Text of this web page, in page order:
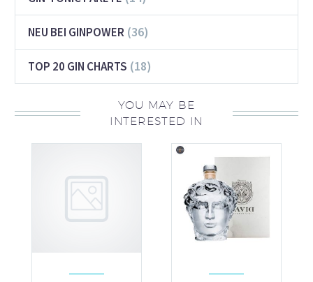
NEU BEI GINPOWER (36)
TOP 20 GIN CHARTS (18)
YOU MAY BE
INTERESTED IN